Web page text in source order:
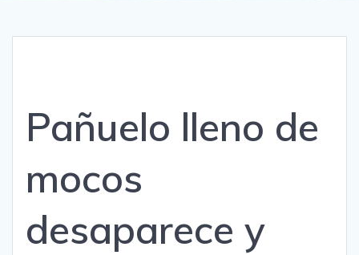
Pañuelo lleno de
mocos
desaparece y